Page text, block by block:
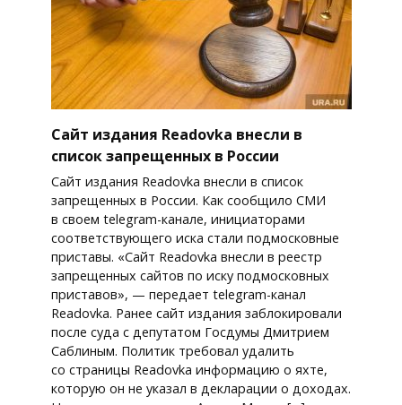
Сайт издания Readovka внесли в
список запрещенных в России
Сайт издания Readovka внесли в список
запрещенных в России. Как сообщило СМИ
в своем telegram-канале, инициаторами
соответствующего иска стали подмосковные
приставы. «Сайт Readovka внесли в реестр
запрещенных сайтов по иску подмосковных
приставов», — передает telegram-канал
Readovka. Ранее сайт издания заблокировали
после суда с депутатом Госдумы Дмитрием
Саблиным. Политик требовал удалить
со страницы Readovka информацию о яхте,
которую он не указал в декларации о доходах.